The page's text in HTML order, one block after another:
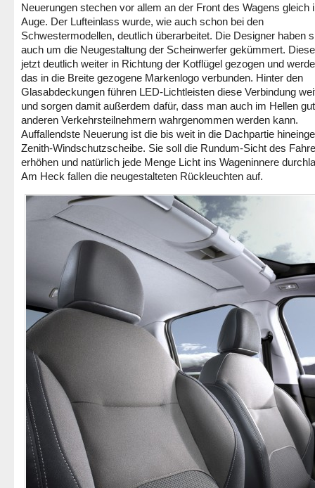
Neuerungen stechen vor allem an der Front des Wagens gleich
Auge. Der Lufteinlass wurde, wie auch schon bei den
Schwestermodellen, deutlich überarbeitet. Die Designer haben
auch um die Neugestaltung der Scheinwerfer gekümmert.
jetzt deutlich weiter in Richtung der Kotflügel gezogen und
das in die Breite gezogene Markenlogo verbunden. Hinter den
Glasabdeckungen führen LED-Lichtleisten diese Verbindung
und sorgen damit außerdem dafür, dass man auch im Hellen
anderen Verkehrsteilnehmern wahrgenommen werden kann.
Auffallendste Neuerung ist die bis weit in die Dachpartie
Zenith-Windschutzscheibe. Sie soll die Rundum-Sicht des
erhöhen und natürlich jede Menge Licht ins Wageninnere
Am Heck fallen die neugestalteten Rückleuchten auf.